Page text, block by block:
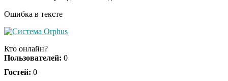
Обнаружена тайная
жена и дочь
Ошибка в тексте
Кто онлайн?
Пользователей: 0
Гостей: 0